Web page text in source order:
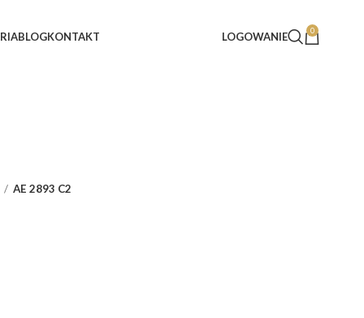
BLOGKONTAKT LOGOWANIE 0
AE 2893 C2